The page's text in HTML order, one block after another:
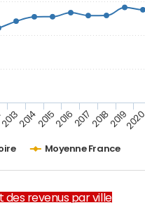
Moyenne France
20132014201520162017201820192020
des revenus par ville